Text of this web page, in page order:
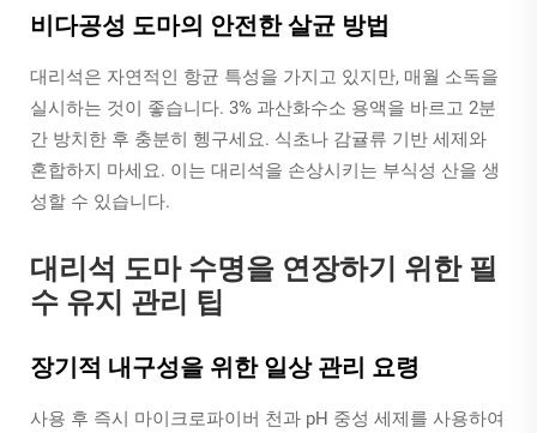
비다공성 도마의 안전한 살균 방법
대리석은 자연적인 항균 특성을 가지고 있지만, 매월 소독을
실시하는 것이 좋습니다. 3% 과산화수소 용액을 바르고 2분
간 방치한 후 충분히 헹구세요. 식초나 감귤류 기반 세제와
혼합하지 마세요. 이는 대리석을 손상시키는 부식성 산을 생
성할 수 있습니다.
대리석 도마 수명을 연장하기 위한 필
수 유지 관리 팁
장기적 내구성을 위한 일상 관리 요령
사용 후 즉시 마이크로파이버 천과 pH 중성 세제를 사용하여